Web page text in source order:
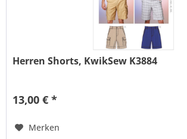
Herren Shorts, KwikSew K3884
13,00 € *
Merken